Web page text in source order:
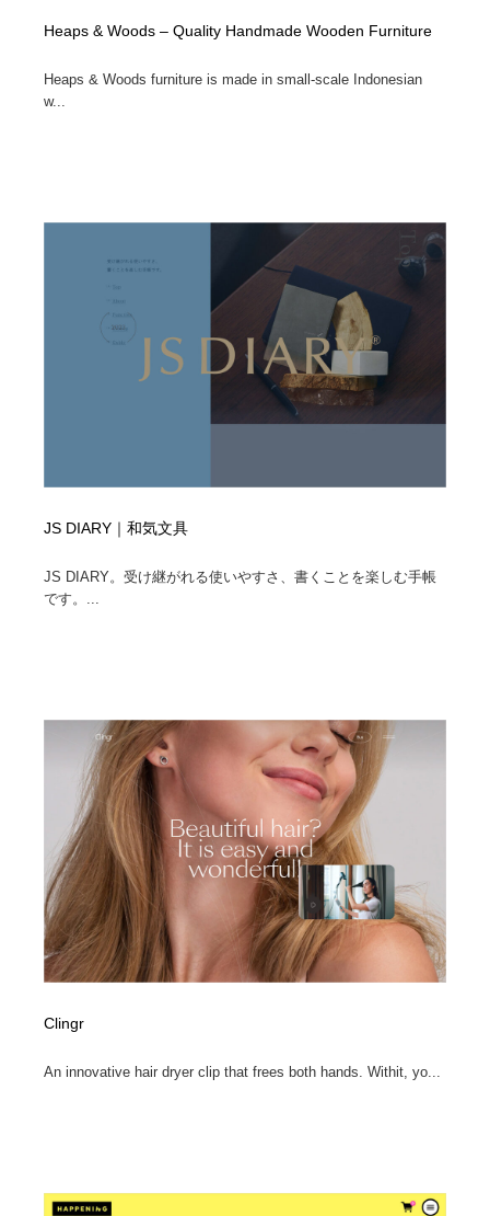
Heaps & Woods – Quality Handmade Wooden Furniture
Heaps & Woods furniture is made in small-scale Indonesian
w...
JS DIARY｜和気文具
JS DIARY。受け継がれる使いやすさ、書くことを楽しむ手帳
です。...
Clingr
An innovative hair dryer clip that frees both hands. Withit, yo...